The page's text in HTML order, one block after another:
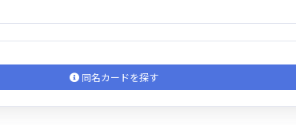
同名カードを探す